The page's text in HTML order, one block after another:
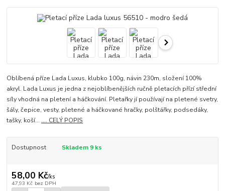
Oblíbená příze Lada Luxus, klubko 100g, návin 230m, složení 100%
akryl. Lada Luxus je jedna z nejoblíbenějších ručně pletacích přízí střední
síly vhodná na pletení a háčkování. Pletařky jí používají na pletené svetry,
šály, čepice, vesty, pletené a háčkované hračky, polštářky, podsedáky,
tašky, koší... .... CELÝ POPIS
Dostupnost Skladem 9 ks
58,00 Kč/ks
47,93 Kč bez DPH